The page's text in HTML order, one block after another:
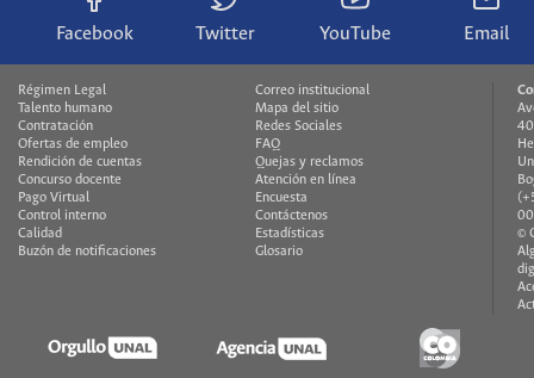
Facebook Twitter YouTube Email
Régimen Legal
Talento humano
Contratación
Ofertas de empleo
Rendición de cuentas
Concurso docente
Pago Virtual
Control interno
Calidad
Buzón de notificaciones
Correo institucional
Mapa del sitio
Redes Sociales
FAQ
Quejas y reclamos
Atención en línea
Encuesta
Contáctenos
Estadísticas
Glosario
©